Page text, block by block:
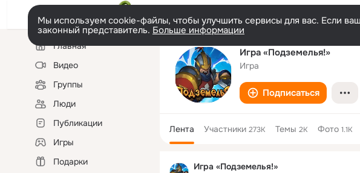
Мы используем cookie-файлы, чтобы улучшить сервисы для вас. Если
законный представитель. Больше информации
Левая
колонкаГлавная
Видео
Группы
Люди
Публикации
Игры
Подарки
Игра «Подземелья!»
Игра
Подписаться
Лента Участники 273K Темы 2K Фото 1.1K
Игра «Подземелья!»